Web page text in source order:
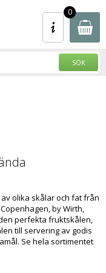
Här - REA -
- 100-tals
0
olika skålar och fat från
by Wirth,
perfekta fruktskålen,
till servering av godis
Se hela sortimentet